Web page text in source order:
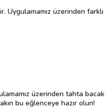
Uygulamamız üzerinden farklı
üzerinden tahta bacak
bu eğlenceye hazır olun!